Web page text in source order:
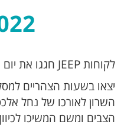
לקוחות JEEP חגגו את יום האהבה לאורך כביש החוף
יצאו בשעות הצהריים
השרון לאורכו של נחל
הצבים ומשם המשיכו